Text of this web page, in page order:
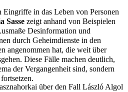
Eingriffe in das Leben von Personen
Sasse zeigt anhand von Beispielen
Desinformation und
durch Geheimdienste in den
angenommen hat, die weit über
Diese Fälle machen deutlich,
der Vergangenheit sind, sondern
über den Fall László Algol